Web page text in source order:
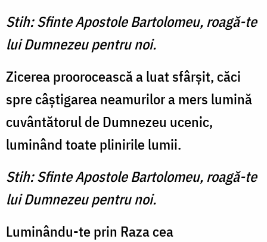
Stih: Sfinte Apostole Bartolomeu, roagă-te
lui Dumnezeu pentru noi.
Zicerea proorocească a luat sfârşit, căci
spre câştigarea neamurilor a mers lumină
cuvântătorul de Dumnezeu ucenic,
luminând toate plinirile lumii.
Stih: Sfinte Apostole Bartolomeu, roagă-te
lui Dumnezeu pentru noi.
Luminându-te prin Raza cea